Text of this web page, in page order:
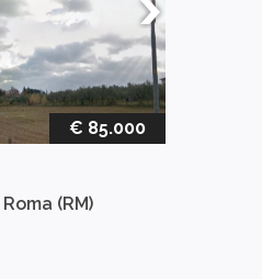
€ 85.000
Roma (RM)